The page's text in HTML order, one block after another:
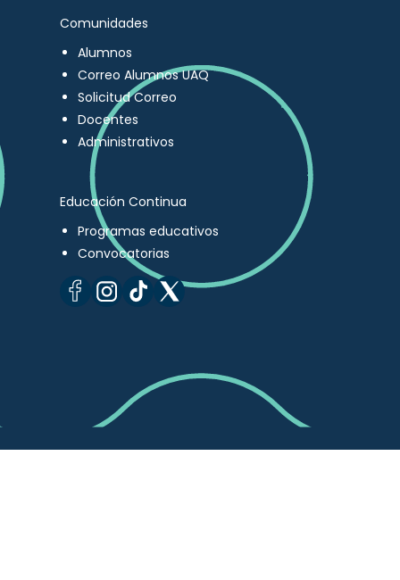
Comunidades
Alumnos
Correo Alumnos UAQ
Solicitud Correo
Docentes
Administrativos
Educación Continua
Programas educativos
Convocatorias